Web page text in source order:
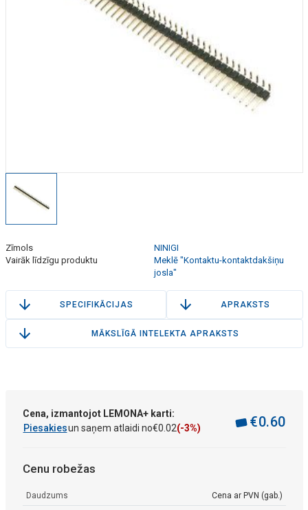
Zīmols
NINIGI
Vairāk līdzīgu produktu
Meklē "Kontaktu-kontaktdakšiņu
josla"
SPECIFIKĀCIJAS APRAKSTS
MĀKSLĪGĀ INTELEKTA APRAKSTS
Cena, izmantojot LEMONA+ karti:
Piesakiesun saņem atlaidi no€0 02(-3%) €0.60
Cenu robežas
Daudzums Cena ar PVN (gab.)